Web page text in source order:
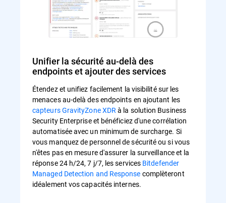
Unifier la sécurité au-delà des
endpoints et ajouter des services
Étendez et unifiez facilement la visibilité sur les
menaces au-delà des endpoints en ajoutant les
capteurs GravityZone XDRà la solution Business
Security Enterprise et bénéficiez d'une corrélation
automatisée avec un minimum de surcharge. Si
vous manquez de personnel de sécurité ou si vous
n'êtes pas en mesure d'assurer la surveillance et la
réponse 24 h/24, 7 j/7, les services Bitdefender
Managed Detection and Response complèteront
idéalement vos capacités internes.